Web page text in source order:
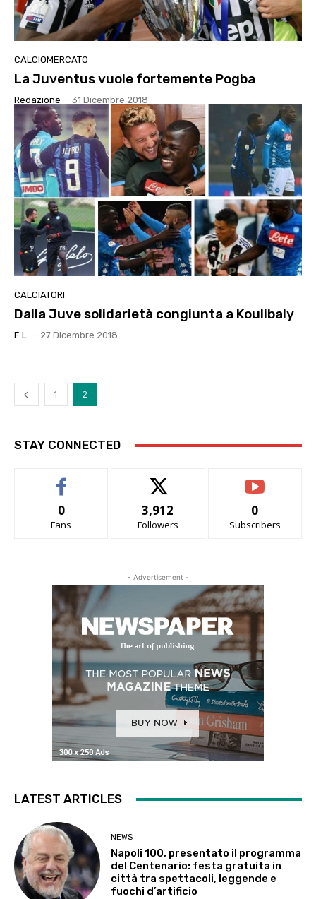
CALCIOMERCATO
La Juventus vuole fortemente Pogba
Redazione - 31 Dicembre 2018
CALCIATORI
Dalla Juve solidarietà congiunta a Koulibaly
E.l. - 27 Dicembre 2018
1 2
STAY CONNECTED
0
Fans
3,912
Followers
0
Subscribers
- Advertisement -
LATEST ARTICLES
NEWS
Napoli 100, presentato il programma
del Centenario: festa gratuita in
città tra spettacoli, leggende e
fuochi d’artificio